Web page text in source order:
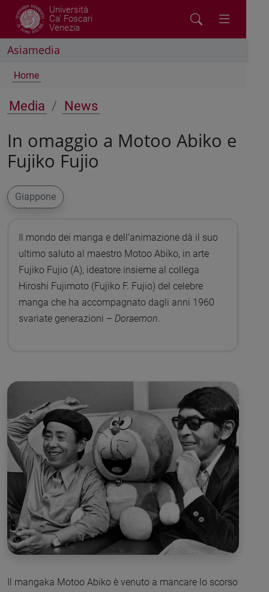
Università
Ca' Foscari
Venezia
Asiamedia
Home
Media News
In omaggio a Motoo Abiko e
Fujiko Fujio
Giappone
Il mondo dei manga e dell’animazione dà il suo
ultimo saluto al maestro Motoo Abiko, in arte
Fujiko Fujio (A), ideatore insieme al collega
Hiroshi Fujimoto (Fujiko F. Fujio) del celebre
manga che ha accompagnato dagli anni 1960
svariate generazioni – Doraemon.
Il mangaka Motoo Abiko è venuto a mancare lo scorso